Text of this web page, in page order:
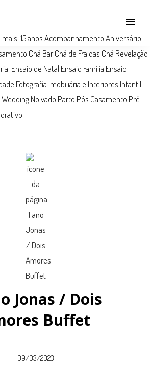
menu
mais:15 anos AcompanhamentoAniversário
Chá BarChá de Fraldas Chá Revelação
Ensaio de Natal Ensaio Família Ensaio
Fotografia Imobiliária e Interiores Infantil
WeddingNoivado Parto Pós Casamento Pré
Jonas / Dois
Buffet
09/03/2023